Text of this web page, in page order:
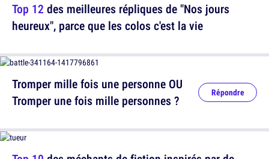
Tromper mille fois une personne OU
Tromper une fois mille personnes ?
Répondre
Top 12 des meilleures répliques de "Nos jours
heureux", parce que les colos c'est la vie